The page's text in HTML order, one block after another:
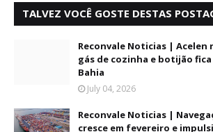
TALVEZ VOCÊ GOSTE DESTAS
Reconvale Noticias | Acelen
gás de cozinha e botijão
Bahia
July 04, 2026
Reconvale Noticias |
cresce em fevereiro e